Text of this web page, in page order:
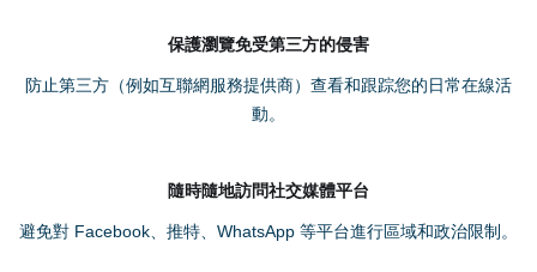
保護瀏覽免受第三方的侵害
防止第三方（例如互聯網服務提供商）查看和跟踪您的日常在線活
動。
隨時隨地訪問社交媒體平台
避免對 Facebook、推特、WhatsApp 等平台進行區域和政治限制。